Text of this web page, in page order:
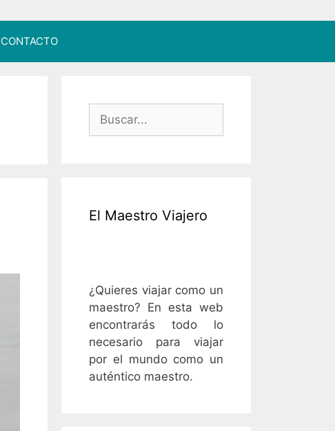
CONTACTO
Buscar:
El Maestro Viajero
¿Quieres viajar como un
maestro? En esta web
encontrarás todo lo
necesario para viajar
por el mundo como un
auténtico maestro.